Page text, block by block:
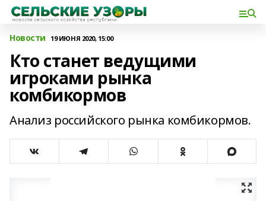
Новости 19 ИЮНЯ 2020, 15:00
Кто станет ведущими
игроками рынка
комбикормов
Анализ российского рынка комбикормов.